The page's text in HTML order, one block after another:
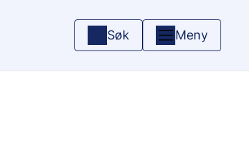
Søk Meny